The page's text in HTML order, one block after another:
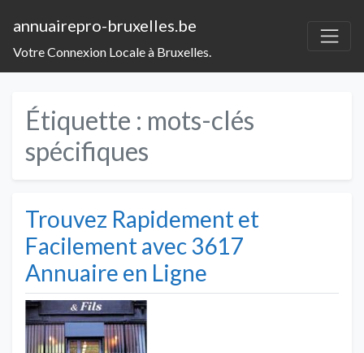
annuairepro-bruxelles.be
Votre Connexion Locale à Bruxelles.
Étiquette : mots-clés
spécifiques
Trouvez Rapidement et
Facilement avec 3617
Annuaire en Ligne